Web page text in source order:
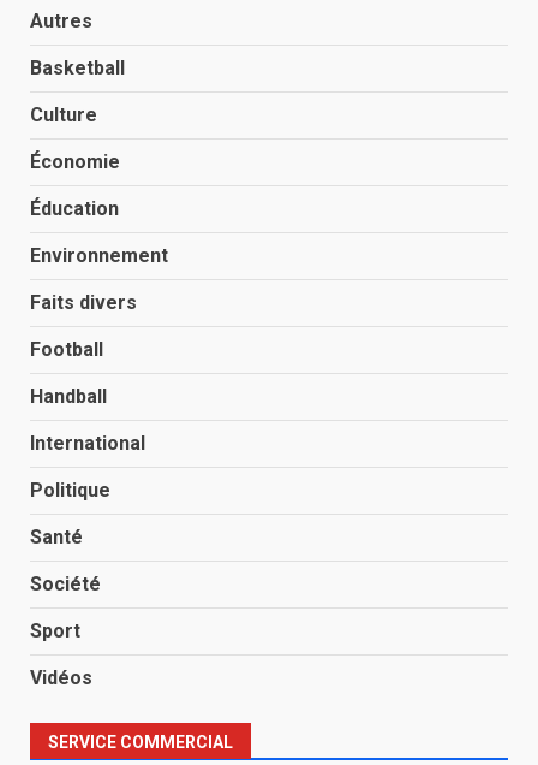
Autres
Basketball
Culture
Économie
Éducation
Environnement
Faits divers
Football
Handball
International
Politique
Santé
Société
Sport
Vidéos
SERVICE COMMERCIAL